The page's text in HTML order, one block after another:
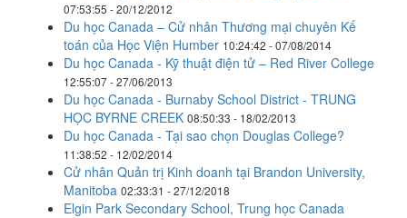
07:53:55 - 20/12/2012
Du học Canada – Cử nhân Thương mại chuyên Kế
toán của Học Viện Humber 10:24:42 - 07/08/2014
Du học Canada - Kỹ thuật điện tử – Red River College
12:55:07 - 27/06/2013
Du học Canada - Burnaby School District - TRUNG
HỌC BYRNE CREEK 08:50:33 - 18/02/2013
Du học Canada - Tại sao chọn Douglas College?
11:38:52 - 12/02/2014
Cử nhân Quản trị Kinh doanh tại Brandon University,
Manitoba 02:33:31 - 27/12/2018
Elgin Park Secondary School, Trung học Canada